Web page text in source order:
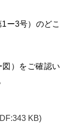
ー3号）のどこ
）をご確認い
KB)